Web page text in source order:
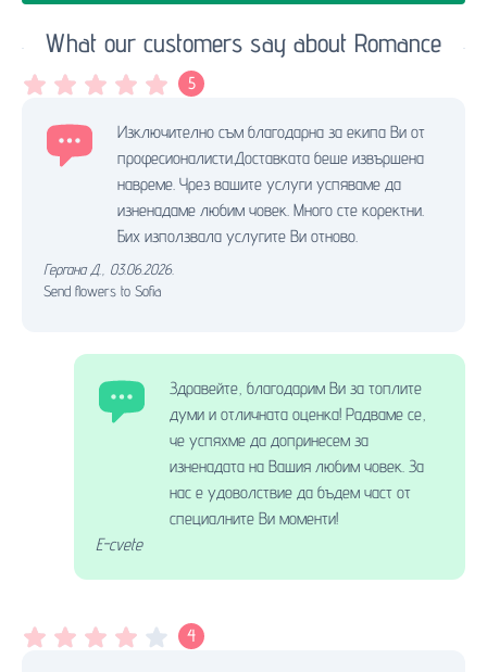
What our customers say about Romance
5
Изключително съм благодарна за екипа Ви от
професионалисти.Доставката беше извършена
навреме. Чрез вашите услуги успяваме да
изненадаме любим човек. Много сте коректни.
Бих използвала услугите Ви отново.
Гергана Д.
03.06.2026.
Send flowers to Sofia
Здравейте, благодарим Ви за топлите
думи и отличната оценка! Радваме се,
че успяхме да допринесем за
изненадата на Вашия любим човек. За
нас е удоволствие да бъдем част от
специалните Ви моменти!
E-cvete
4